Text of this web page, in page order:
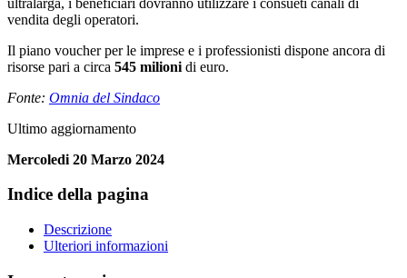
vendita degli operatori.
Il piano voucher per le imprese e i professionisti dispone ancora di
risorse pari a circa 545 milioni di euro.
Fonte: Omnia del Sindaco
Ultimo aggiornamento
Mercoledi 20 Marzo 2024
Indice della pagina
Descrizione
Ulteriori informazioni